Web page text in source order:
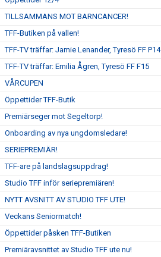
TILLSAMMANS MOT BARNCANCER!
TFF-Butiken på vallen!
TFF-TV träffar: Jamie Lenander, Tyresö FF P14
TFF-TV träffar: Emilia Ågren, Tyresö FF F15
VÅRCUPEN
Öppettider TFF-Butik
Premiärseger mot Segeltorp!
Onboarding av nya ungdomsledare!
SERIEPREMIÄR!
TFF-are på landslagsuppdrag!
Studio TFF inför seriepremiären!
NYTT AVSNITT AV STUDIO TFF UTE!
Veckans Seniormatch!
Öppettider påsken TFF-Butiken
Premiäravsnittet av Studio TFF ute nu!